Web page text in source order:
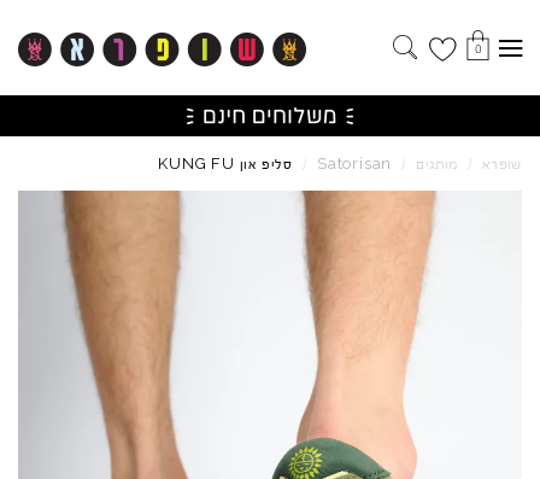
0
שופרא / מותגים /
Satorisan
/ סליפ און KUNG FU